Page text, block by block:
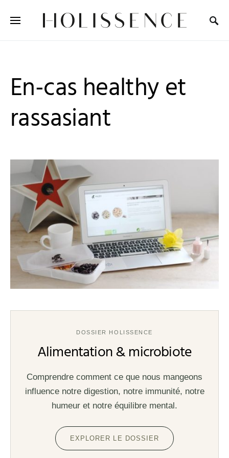
En-cas healthy et
rassasiant
DOSSIER HOLISSENCE
Alimentation & microbiote
Comprendre comment ce que nous mangeons
influence notre digestion, notre immunité, notre
humeur et notre équilibre mental.
EXPLORER LE DOSSIER